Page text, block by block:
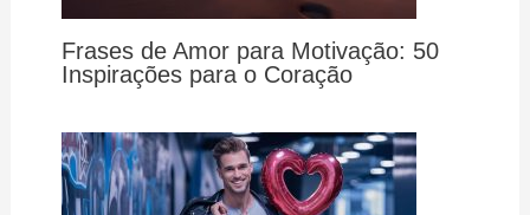
Frases de Amor para Motivação: 50
Inspirações para o Coração